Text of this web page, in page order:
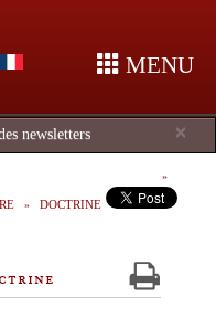
MENU
×
newsletters
DOCTRINE